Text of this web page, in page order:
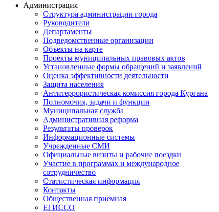
Администрация
Структура администрации города
Руководители
Департаменты
Подведомственные организации
Объекты на карте
Проекты муниципальных правовых актов
Установленные формы обращений и заявлений
Оценка эффективности деятельности
Защита населения
Антитеррористическая комиссия города Кургана
Полномочия, задачи и функции
Муниципальная служба
Административная реформа
Результаты проверок
Информационные системы
Учрежденные СМИ
Официальные визиты и рабочие поездки
Участие в программах и международное
сотрудничество
Статистическая информация
Контакты
Общественная приемная
ЕГИССО